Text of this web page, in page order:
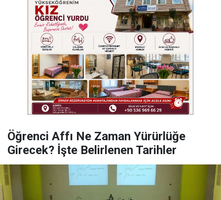
Öğrenci Affı Ne Zaman Yürürlüğe
Girecek? İşte Belirlenen Tarihler